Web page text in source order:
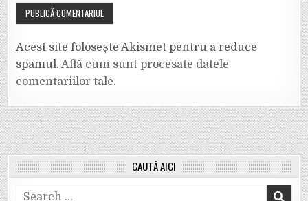
Acest site folosește Akismet pentru a reduce
spamul.Află cum sunt procesate datele
comentariilor tale.
CAUTĂ AICI
Search